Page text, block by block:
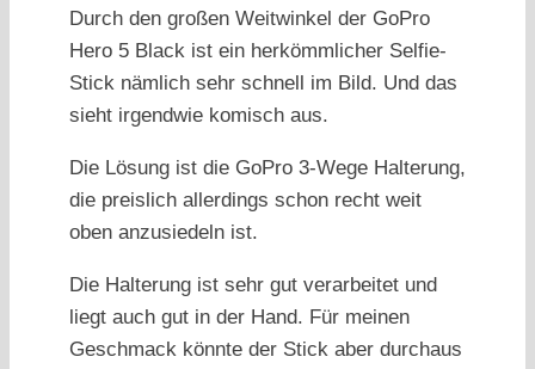
Durch den großen Weitwinkel der GoPro
Hero 5 Black ist ein herkömmlicher Selfie-
Stick nämlich sehr schnell im Bild. Und das
sieht irgendwie komisch aus.
Die Lösung ist die GoPro 3-Wege Halterung,
die preislich allerdings schon recht weit
oben anzusiedeln ist.
Die Halterung ist sehr gut verarbeitet und
liegt auch gut in der Hand. Für meinen
Geschmack könnte der Stick aber durchaus